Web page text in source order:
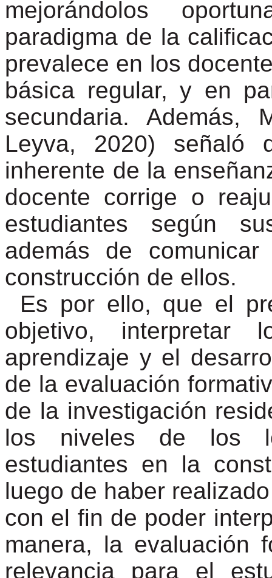
mejorándolos
paradigma de la
prevalece en los
básica regular, y en
secundaria. Además,
Leyva, 2020) señaló
inherente de la
docente corrige o
estudiantes según
además de
construcción de ellos.
Es por ello, que el
objetivo,
aprendizaje y el
de la evaluación
de la investigación
los niveles de los
estudiantes en la
luego de haber
con el fin de poder
manera, la evaluación
relevancia para el